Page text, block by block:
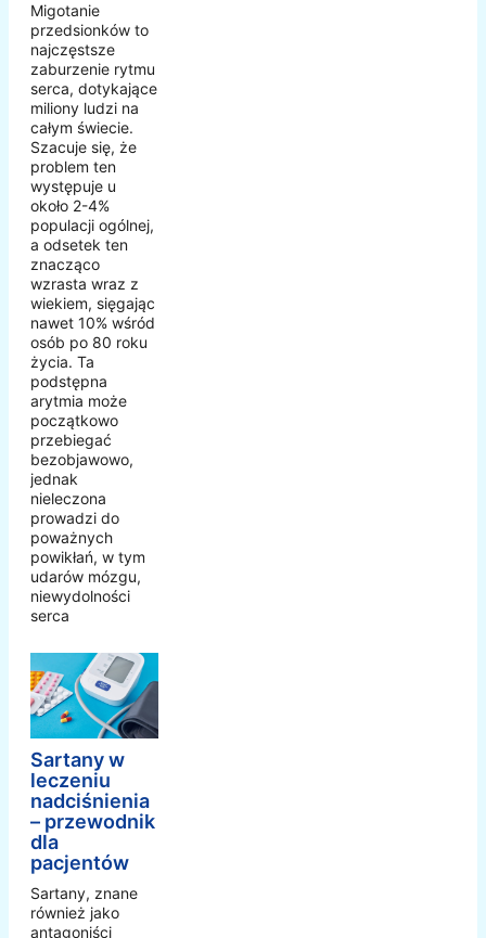
Migotanie
przedsionków to
najczęstsze
zaburzenie rytmu
serca, dotykające
miliony ludzi na
całym świecie.
Szacuje się, że
problem ten
występuje u
około 2-4%
populacji ogólnej,
a odsetek ten
znacząco
wzrasta wraz z
wiekiem, sięgając
nawet 10% wśród
osób po 80 roku
życia. Ta
podstępna
arytmia może
początkowo
przebiegać
bezobjawowo,
jednak
nieleczona
prowadzi do
poważnych
powikłań, w tym
udarów mózgu,
niewydolności
serca
Sartany w
leczeniu
nadciśnienia
– przewodnik
dla
pacjentów
Sartany, znane
również jako
antagoniści